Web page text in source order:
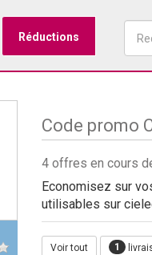
Réductions
Code promo
4 offres en cours
Economisez sur
utilisables sur
Voir tout 1